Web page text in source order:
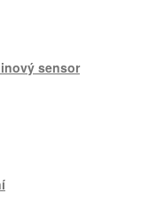
sensor